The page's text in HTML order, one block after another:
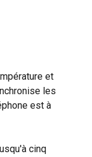
et
les
est à
cinq